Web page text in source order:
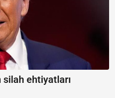
silah ehtiyatları